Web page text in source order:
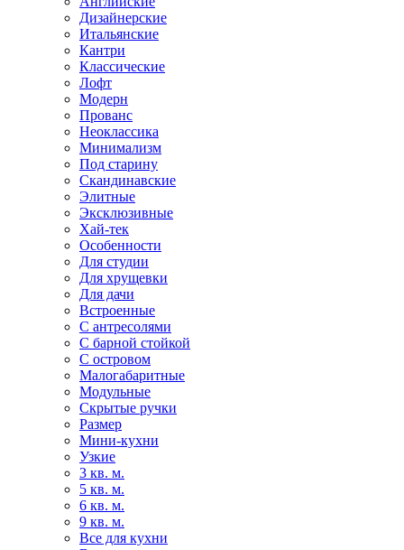
Дизайнерские
Итальянские
Кантри
Классические
Лофт
Модерн
Прованс
Неоклассика
Минимализм
Под старину
Скандинавские
Элитные
Эксклюзивные
Хай-тек
Особенности
Для студии
Для хрущевки
Для дачи
Встроенные
С антресолями
С барной стойкой
С островом
Малогабаритные
Модульные
Скрытые ручки
Размер
Мини-кухни
Узкие
3 кв. м.
5 кв. м.
6 кв. м.
9 кв. м.
Все для кухни